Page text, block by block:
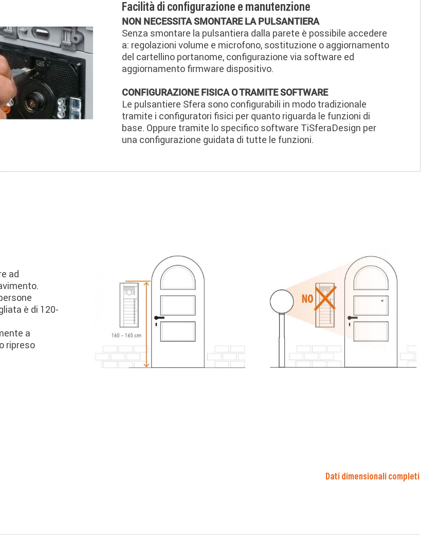
Facilità di configurazione e manutenzione
NON NECESSITA SMONTARE LA PULSANTIERA
Senza smontare la pulsantiera dalla parete è possibile accedere
a: regolazioni volume e microfono, sostituzione o aggiornamento
del cartellino portanome, configurazione via software ed
aggiornamento firmware dispositivo.
CONFIGURAZIONE FISICA O TRAMITE SOFTWARE
Le pulsantiere Sfera sono configurabili in modo tradizionale
tramite i configuratori fisici per quanto riguarda le funzioni di
base. Oppure tramite lo specifico software TiSferaDesign per
una configurazione guidata di tutte le funzioni.
ad
è di 120-
a
ripreso
Dati dimensionali completi